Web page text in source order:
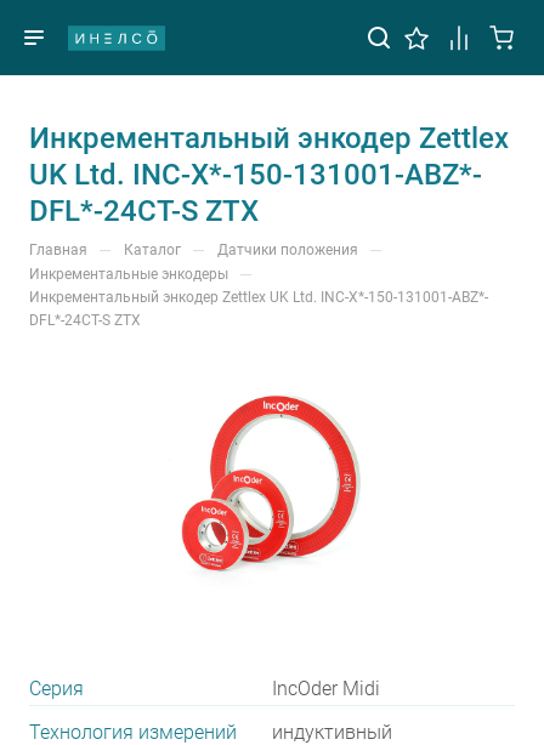
Инкрементальный энкодер Zettlex
UK Ltd. INC-X*-150-131001-ABZ*-
DFL*-24CT-S ZTX
Главная — Каталог — Датчики положения —
Инкрементальные энкодеры —
Инкрементальный энкодер Zettlex UK Ltd. INC-X*-150-131001-ABZ*-
DFL*-24CT-S ZTX
Серия
IncOder Midi
Технология измерений
индуктивный